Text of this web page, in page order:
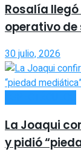
Rosalía
operativo
30 julio, 2026
La Joaqui
y pidió